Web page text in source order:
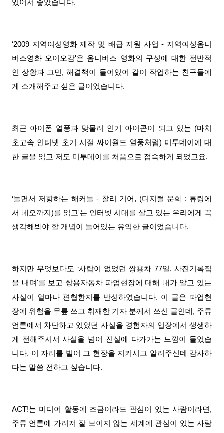
있어서 좋았습니다.
‘2009 지역여성영화 제작 및 배급 지원 사업 - 지역여성옴니
버스영화 오이오감'은 옴니버스 영화의 구성에 대한 전반적
인 상황과 고민, 해결책이 들어있어 같이 작업하는 친구들에
게 소개해주고 싶은 글이었습니다.
최근 아이폰 열풍과 맞물려 인기 아이콘이 되고 있는 (마치
초고속 인터넷 초기 시절 싸이월드 열풍처럼) 미투데이에 대
한 글을 읽고 저도 미투데이를 처음으로 접속하게 되었고요.
‘놀면서 저항하는 해커들 - 찰리 기어, (디지털 문화 : 튜링에
서 네오까지)를 읽고'는 인터넷 시대를 살고 있는 우리에게 꼭
생각해봐야 할 개념이 들어있는 유익한 글이었습니다.
하지만 무엇보다도 ‘사람이 없었던 쌍용차 77일, 사진기록집
을 내며'를 보고 쌍용자동차 파업현장에 대해 내가 알고 있는
사실이 얼마나 편협한지를 반성하였습니다. 이 글은 파업현
장에 위험을 무릎 쓰고 취재한 기자 분께서 쓰신 글인데, 주류
언론에서 차단하고 있었던 사실을 경험자의 입장에서 생생하
게 전해주셔서 사실을 넘어 진실에 다가가는 느낌이 들었습
니다. 이 자리를 빌어 그 현장을 지키시고 알려주신데 감사하
다는 말씀 전하고 싶습니다.
ACT!는 미디어 활동에 조금이라도 관심이 있는 사람이라면,
주류 언론에 가려져 잘 보이지 않는 세계에 관심이 있는 사람